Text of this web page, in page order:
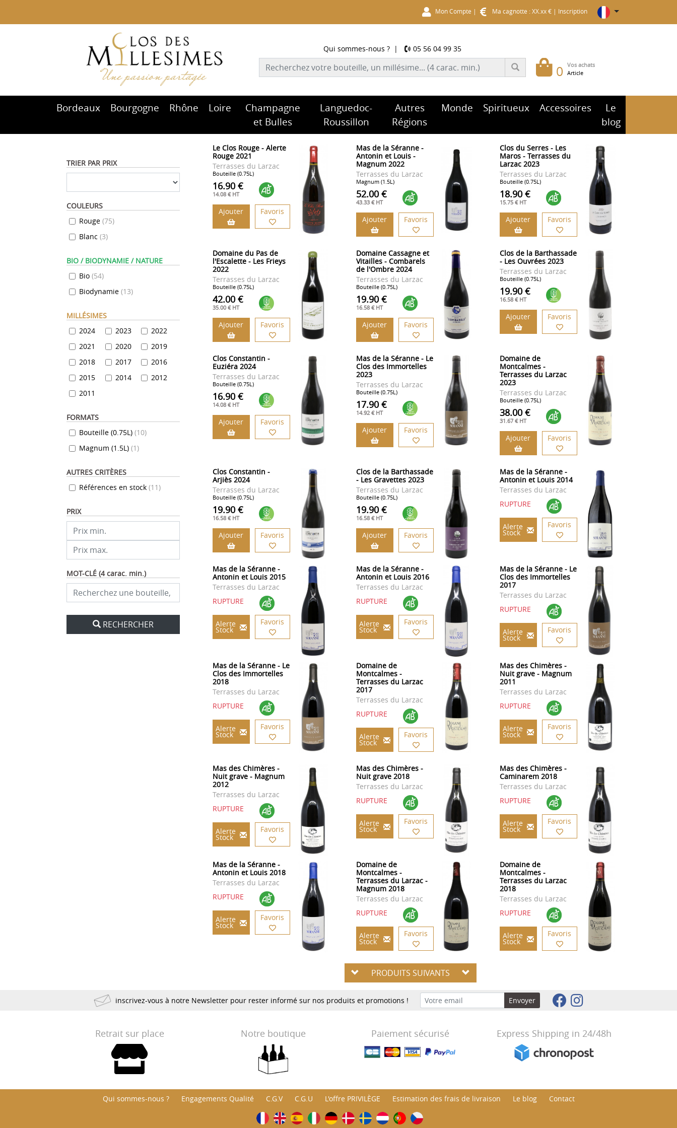
Mon Compte | Ma cagnotte : XX.xx € | Inscription
0 Vos achats
Article
Qui sommes-nous ?| 05 56 04 99 35
Bordeaux Bourgogne Rhône Loire
Champagne
et Bulles
Languedoc-
Roussillon
Autres
Régions
Monde Spiritueux Accessoires
Le
blog
TRIER PAR PRIX
COULEURS
Rouge (75)
Blanc (3)
BIO / BIODYNAMIE / NATURE
Bio (54)
Biodynamie (13)
MILLÉSIMES
2024
2023
2022
2021
2020
2019
2018
2017
2016
2015
2014
2012
2011
FORMATS
Bouteille (0.75L) (10)
Magnum (1.5L) (1)
AUTRES CRITÈRES
Références en stock (11)
PRIX
MOT-CLÉ (4 carac. min.)
RECHERCHER
Le Clos Rouge - Alerte
Rouge 2021
Terrasses du Larzac
Bouteille (0.75L)
16.90 €
14.08 € HT
Ajouter Favoris
Mas de la Séranne -
Antonin et Louis -
Magnum 2022
Terrasses du Larzac
Magnum (1.5L)
52.00 €
43.33 € HT
Ajouter Favoris
Clos du Serres - Les
Maros - Terrasses du
Larzac 2023
Terrasses du Larzac
Bouteille (0.75L)
18.90 €
15.75 € HT
Ajouter Favoris
Domaine du Pas de
l'Escalette - Les Frieys
2022
Terrasses du Larzac
Bouteille (0.75L)
42.00 €
35.00 € HT
Ajouter Favoris
Domaine Cassagne et
Vitailles - Combarels
de l'Ombre 2024
Terrasses du Larzac
Bouteille (0.75L)
19.90 €
16.58 € HT
Ajouter Favoris
Clos de la Barthassade
- Les Ouvrées 2023
Terrasses du Larzac
Bouteille (0.75L)
19.90 €
16.58 € HT
Ajouter Favoris
Clos Constantin -
Euziéra 2024
Terrasses du Larzac
Bouteille (0.75L)
16.90 €
14.08 € HT
Ajouter Favoris
Mas de la Séranne - Le
Clos des Immortelles
2023
Terrasses du Larzac
Bouteille (0.75L)
17.90 €
14.92 € HT
Ajouter Favoris
Domaine de
Montcalmes -
Terrasses du Larzac
2023
Terrasses du Larzac
Bouteille (0.75L)
38.00 €
31.67 € HT
Ajouter Favoris
Clos Constantin -
Arjiès 2024
Terrasses du Larzac
Bouteille (0.75L)
19.90 €
16.58 € HT
Ajouter Favoris
Clos de la Barthassade
- Les Gravettes 2023
Terrasses du Larzac
Bouteille (0.75L)
19.90 €
16.58 € HT
Ajouter Favoris
Mas de la Séranne -
Antonin et Louis 2014
Terrasses du Larzac
RUPTURE
Alerte
Stock
Favoris
Mas de la Séranne -
Antonin et Louis 2015
Terrasses du Larzac
RUPTURE
Alerte
Stock
Favoris
Mas de la Séranne -
Antonin et Louis 2016
Terrasses du Larzac
RUPTURE
Alerte
Stock
Favoris
Mas de la Séranne - Le
Clos des Immortelles
2017
Terrasses du Larzac
RUPTURE
Alerte
Stock
Favoris
Mas de la Séranne - Le
Clos des Immortelles
2018
Terrasses du Larzac
RUPTURE
Alerte
Stock
Favoris
Domaine de
Montcalmes -
Terrasses du Larzac
2017
Terrasses du Larzac
RUPTURE
Alerte
Stock
Favoris
Mas des Chimères -
Nuit grave - Magnum
2011
Terrasses du Larzac
RUPTURE
Alerte
Stock
Favoris
Mas des Chimères -
Nuit grave - Magnum
2012
Terrasses du Larzac
RUPTURE
Alerte
Stock
Favoris
Mas des Chimères -
Nuit grave 2018
Terrasses du Larzac
RUPTURE
Alerte
Stock
Favoris
Mas des Chimères -
Caminarem 2018
Terrasses du Larzac
RUPTURE
Alerte
Stock
Favoris
Mas de la Séranne -
Antonin et Louis 2018
Terrasses du Larzac
RUPTURE
Alerte
Stock
Favoris
Domaine de
Montcalmes -
Terrasses du Larzac -
Magnum 2018
Terrasses du Larzac
RUPTURE
Alerte
Stock
Favoris
Domaine de
Montcalmes -
Terrasses du Larzac
2018
Terrasses du Larzac
RUPTURE
Alerte
Stock
Favoris
PRODUITS SUIVANTS
inscrivez-vous à notre Newsletter pour rester informé sur nos produits et promotions ! Envoyer
Retrait sur place Notre boutique Paiement sécurisé Express Shipping in 24/48h
Qui sommes-nous ? Engagements Qualité C.G.V C.G.U L'offre PRIVILÈGE Estimation des frais de livraison Le blog Contact